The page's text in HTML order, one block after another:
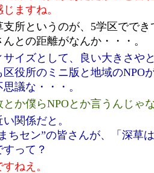
ますね。
支所というのが、5学区でで
との距離がなんか・・・。
サイズとして、良い大きさや
区役所のミニ版と地域のNPO
議な・・・。
か僕らNPOとか言うんじゃ
関係だと。
ちセン”の皆さんが、「深草
って？
ねえ。